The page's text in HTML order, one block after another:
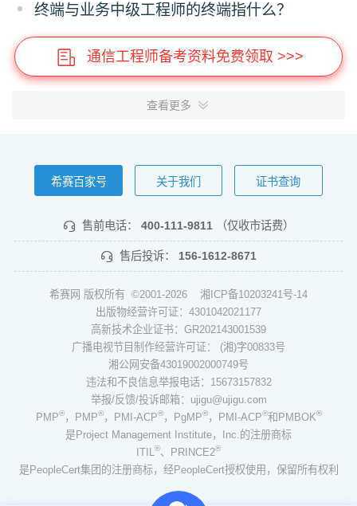
终端与业务中级工程师的终端指什么？
通信工程师备考资料免费领取 >>>
查看更多
希赛百家号 关于我们 证书查询
售前电话： 400-111-9811 （仅收市话费）
售后投诉： 156-1612-8671
希赛网 版权所有 ©2001-2026 湘ICP备10203241号-14
出版物经营许可证：4301042021177
高新技术企业证书：GR202143001539
广播电视节目制作经营许可证： (湘)字00833号
湘公网安备43019002000749号
违法和不良信息举报电话：15673157832
举报/反馈/投诉邮箱：ujigu@ujigu.com
PMP®，PMP®，PMI-ACP®，PgMP®，PMI-ACP®和PMBOK®
是Project Management Institute，Inc.的注册商标
ITIL
®、PRINCE2®
是PeopleCert集团的注册商标，经PeopleCert授权使用，保留所有权利